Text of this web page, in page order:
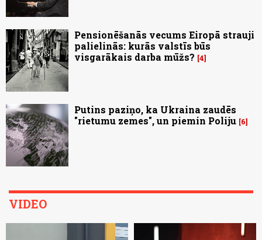
Pensionēšanās vecums Eiropā strauji
palielinās: kurās valstīs būs
visgarākais darba mūžs? 4
Putins paziņo, ka Ukraina zaudēs
"rietumu zemes", un piemin Poliju 6
VIDEO